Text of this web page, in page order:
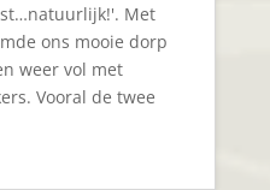
Met
ons mooie dorp
weer vol met
Vooral de twee